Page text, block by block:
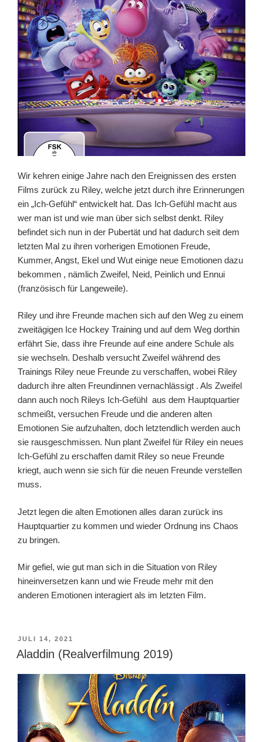
Wir kehren einige Jahre nach den Ereignissen des ersten
Films zurück zu Riley, welche jetzt durch ihre Erinnerungen
ein „Ich-Gefühl“ entwickelt hat. Das Ich-Gefühl macht aus
wer man ist und wie man über sich selbst denkt. Riley
befindet sich nun in der Pubertät und hat dadurch seit dem
letzten Mal zu ihren vorherigen Emotionen Freude,
Kummer, Angst, Ekel und Wut einige neue Emotionen dazu
bekommen , nämlich Zweifel, Neid, Peinlich und Ennui
(französisch für Langeweile).
Riley und ihre Freunde machen sich auf den Weg zu einem
zweitägigen Ice Hockey Training und auf dem Weg dorthin
erfährt Sie, dass ihre Freunde auf eine andere Schule als
sie wechseln. Deshalb versucht Zweifel während des
Trainings Riley neue Freunde zu verschaffen, wobei Riley
dadurch ihre alten Freundinnen vernachlässigt . Als Zweifel
dann auch noch Rileys Ich-Gefühl aus dem Hauptquartier
schmeißt, versuchen Freude und die anderen alten
Emotionen Sie aufzuhalten, doch letztendlich werden auch
sie rausgeschmissen. Nun plant Zweifel für Riley ein neues
Ich-Gefühl zu erschaffen damit Riley so neue Freunde
kriegt, auch wenn sie sich für die neuen Freunde verstellen
muss.
Jetzt legen die alten Emotionen alles daran zurück ins
Hauptquartier zu kommen und wieder Ordnung ins Chaos
zu bringen.
Mir gefiel, wie gut man sich in die Situation von Riley
hineinversetzen kann und wie Freude mehr mit den
anderen Emotionen interagiert als im letzten Film.
VERÖFFENTLICHT
AM
JULI 14, 2021
Aladdin (Realverfilmung 2019)